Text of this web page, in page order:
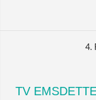
4.
TV